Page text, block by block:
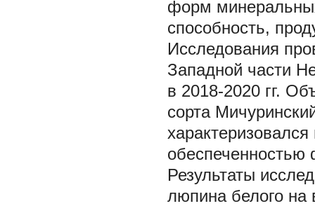
форм
способность,
Исследования
Западной части
в 2018-2020 гг.
сорта
Результаты
люпина белого на